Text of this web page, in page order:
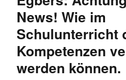
News! Wie im
Schulunterricht
Kompetenzen
werden können.